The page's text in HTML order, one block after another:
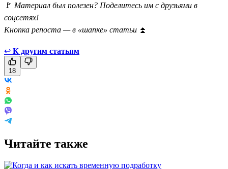
🚩 Материал был полезен? Поделитесь им с друзьями в
соцсетях!
Кнопка репоста — в «шапке» статьи ⏫
↩ К другим статьям
18
Читайте также